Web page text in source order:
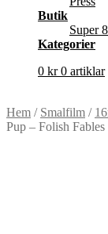
Butik
Super
Kategorier
0 kr 0 artiklar
Hem / Smalfilm /
Pup – Folish